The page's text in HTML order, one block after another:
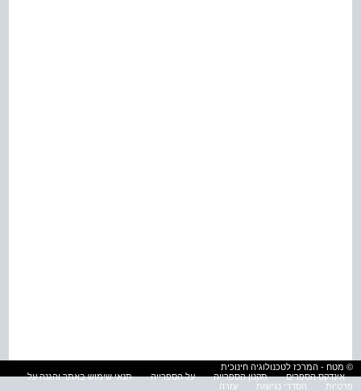
© מטח - המרכז לטכנולוגיה חינוכית
אינדקס הספרים
תקנון הספרייה על הספרייה
תנאי שימוש באתר והגנה על
פרטיות
הסדרי נגישות עזרה